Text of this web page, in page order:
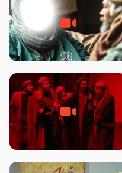
وصیتی که نوشته نشد (حدیث
قرطاس)
قسمتی از نوا نمایش بیرق ماندگار
بیان توطئه های منافقین پیش از